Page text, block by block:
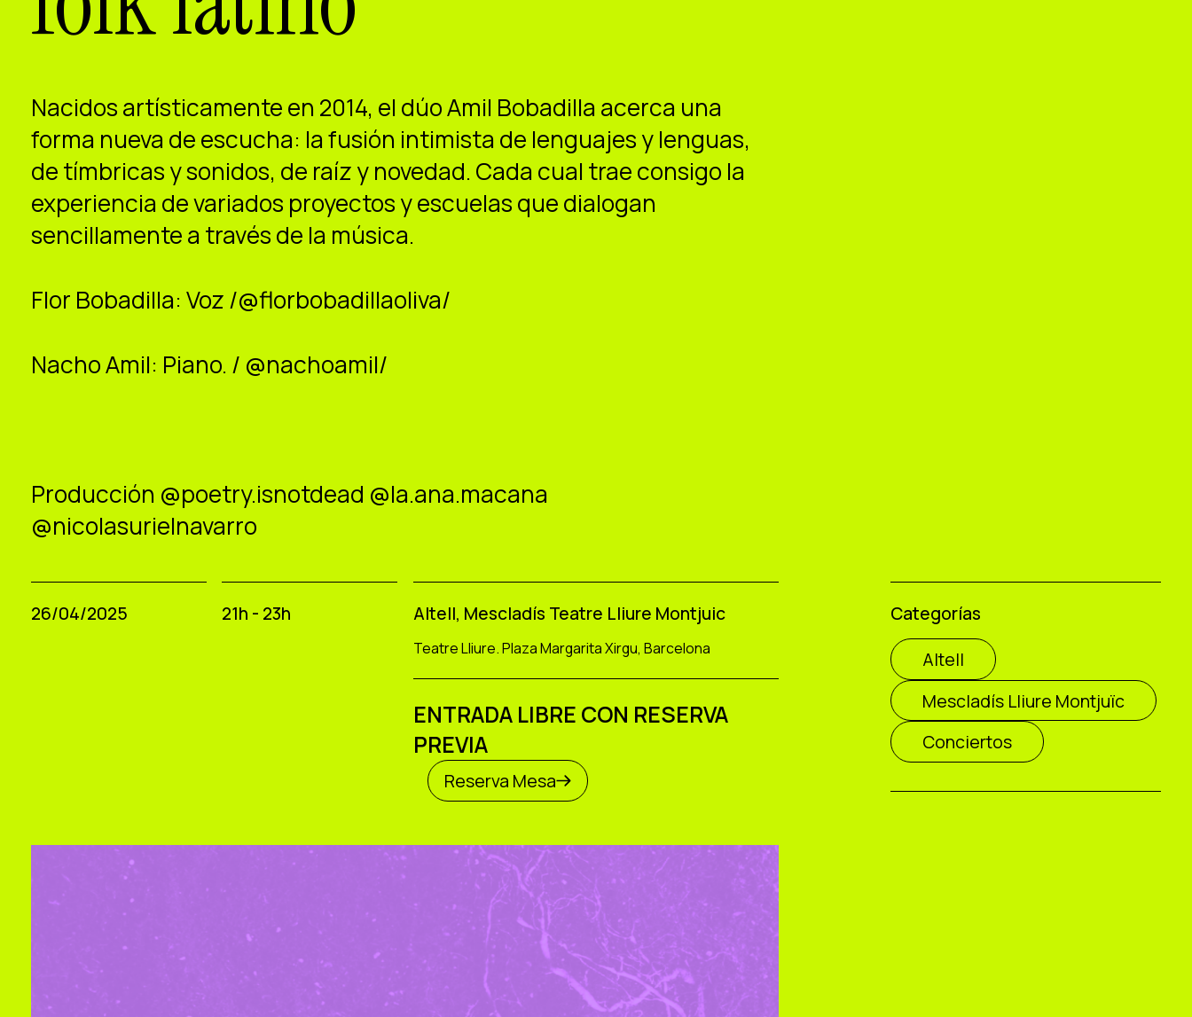
Nacidos artísticamente en 2014, el dúo Amil Bobadilla acerca una
forma nueva de escucha: la fusión intimista de lenguajes y lenguas,
de tímbricas y sonidos, de raíz y novedad. Cada cual trae consigo la
experiencia de variados proyectos y escuelas que dialogan
sencillamente a través de la música.
Flor Bobadilla: Voz /@florbobadillaoliva/
Nacho Amil: Piano. / @nachoamil/
Producción @poetry.isnotdead @la.ana.macana
@nicolasurielnavarro
26/04/2025 21h - 23h Altell, Mescladís Teatre Lliure Montjuic
Teatre Lliure. Plaza Margarita Xirgu, Barcelona
ENTRADA LIBRE CON RESERVA
PREVIA
Reserva Mesa
Categorías
Altell
Mescladís Lliure Montjuïc
Conciertos